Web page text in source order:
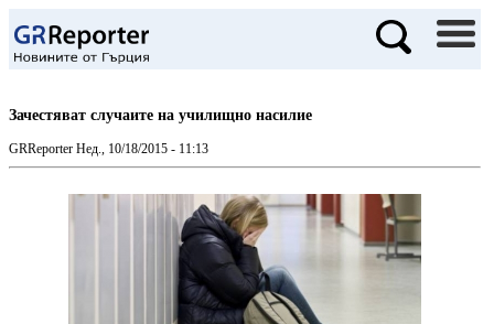
Зачестяват случаите на училищно насилие
GRReporter Нед., 10/18/2015 - 11:13